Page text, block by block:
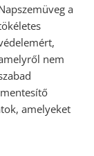
a
nem
amelyeket